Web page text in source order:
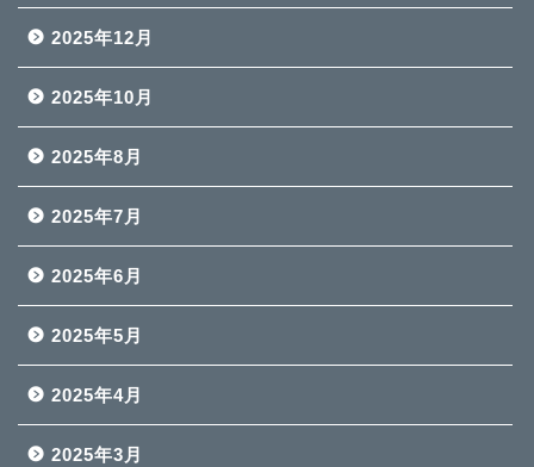
2025年12月
2025年10月
2025年8月
2025年7月
2025年6月
2025年5月
2025年4月
2025年3月